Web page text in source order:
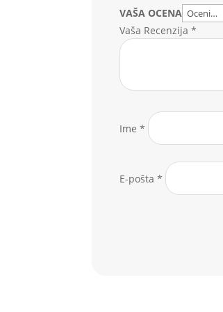
VAŠA OCENA
Vaša Recenzija *
Ime *
E-pošta *